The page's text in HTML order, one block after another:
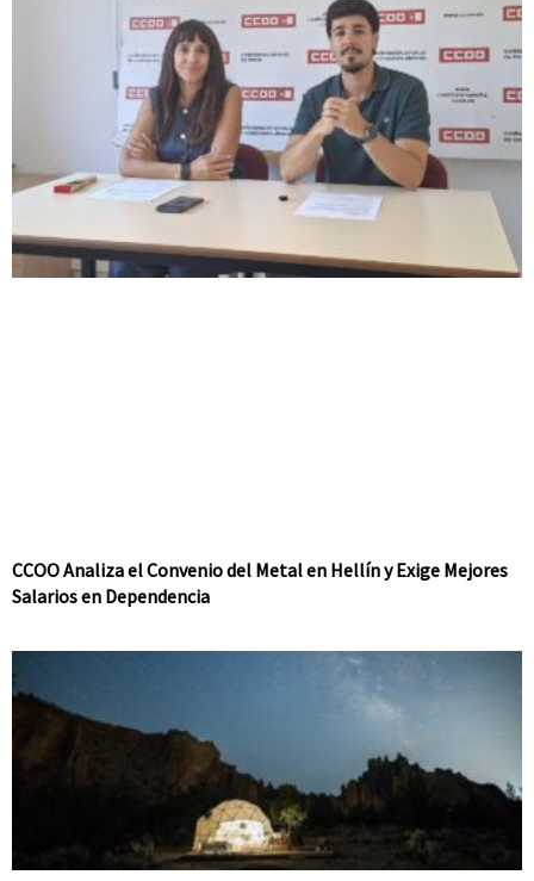
CCOO Analiza el Convenio del Metal en Hellín y Exige Mejores
Salarios en Dependencia